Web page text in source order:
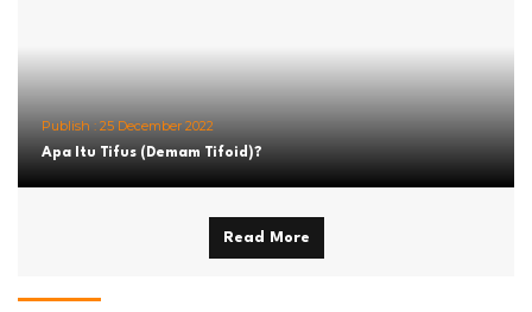
Publish : 25 December 2022
Apa Itu Tifus (Demam Tifoid)?
Read More